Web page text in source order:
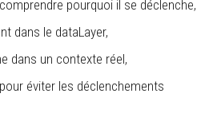
pourquoi il se déclenche,
dans le dataLayer,
dans un contexte réel,
éviter les déclenchements